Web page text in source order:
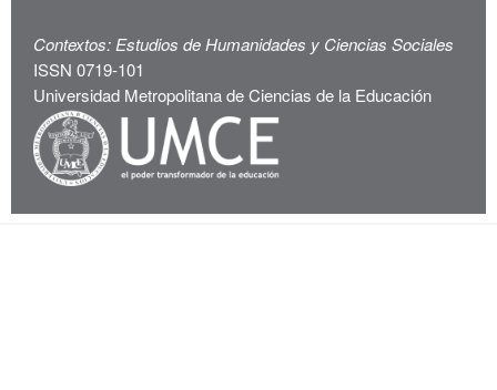
Contextos: Estudios de Humanidades y Ciencias Sociales
ISSN 0719-101
Universidad Metropolitana de Ciencias de la Educación